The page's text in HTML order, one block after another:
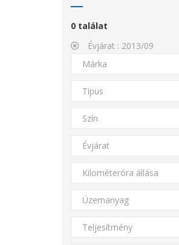
0 találat
Évjárat : 2013/09
Márka
Típus
Szín
Évjárat
Kilométeróra állása
Üzemanyag
Teljesítmény